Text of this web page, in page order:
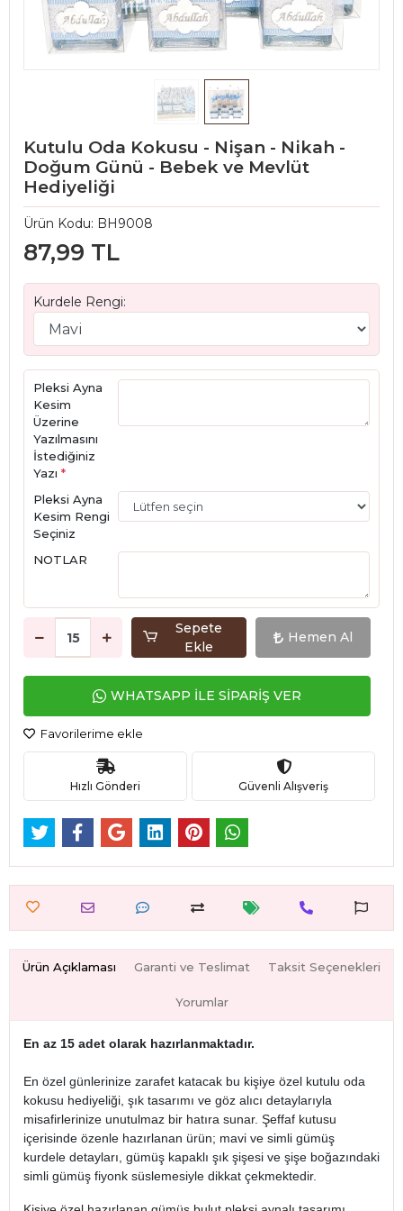
Kutulu Oda Kokusu - Nişan - Nikah -
Doğum Günü - Bebek ve Mevlüt
Hediyeliği
Ürün Kodu: BH9008
87,99 TL
Kurdele Rengi:
Pleksi Ayna
Kesim
Üzerine
Yazılmasını
İstediğiniz
Yazı *
Pleksi Ayna
Kesim Rengi
Seçiniz
NOTLAR
Sepete
Ekle
Hemen Al
WHATSAPP İLE SİPARİŞ VER
Favorilerime ekle
Hızlı Gönderi Güvenli Alışveriş
Ürün Açıklaması Garanti ve Teslimat Taksit Seçenekleri
Yorumlar
En az 15 adet olarak hazırlanmaktadır.
En özel günlerinize zarafet katacak bu kişiye özel kutulu oda
kokusu hediyeliği, şık tasarımı ve göz alıcı detaylarıyla
misafirlerinize unutulmaz bir hatıra sunar. Şeffaf kutusu
içerisinde özenle hazırlanan ürün; mavi ve simli gümüş
kurdele detayları, gümüş kapaklı şık şişesi ve şişe boğazındaki
simli gümüş fiyonk süslemesiyle dikkat çekmektedir.